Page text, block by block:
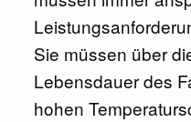
Sie müssen über
Lebensdauer des
hohen